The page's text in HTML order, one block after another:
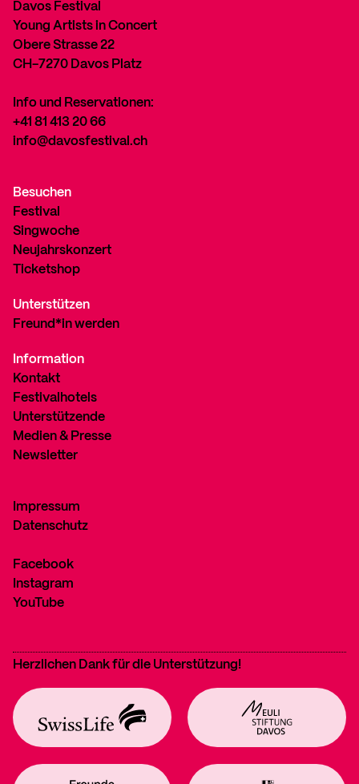
Davos Festival
Young Artists in Concert
Obere Strasse 22
CH-7270 Davos Platz
Info und Reservationen:
+41 81 413 20 66
info@davosfestival.ch
Besuchen
Festival
Singwoche
Neujahrskonzert
Ticketshop
Unterstützen
Freund*in werden
Information
Kontakt
Festivalhotels
Unterstützende
Medien & Presse
Newsletter
Impressum
Datenschutz
Facebook
Instagram
YouTube
Herzlichen Dank für die Unterstützung!